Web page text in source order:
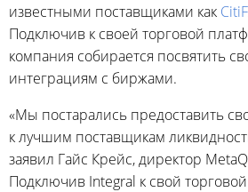
известными поставщиками как
Подключив к своей торговой
компания собирается посвятить
интеграциям с биржами.
«Мы постарались предоставить
к лучшим поставщикам
заявил Гайс Крейс, директор
Подключив Integral к свой